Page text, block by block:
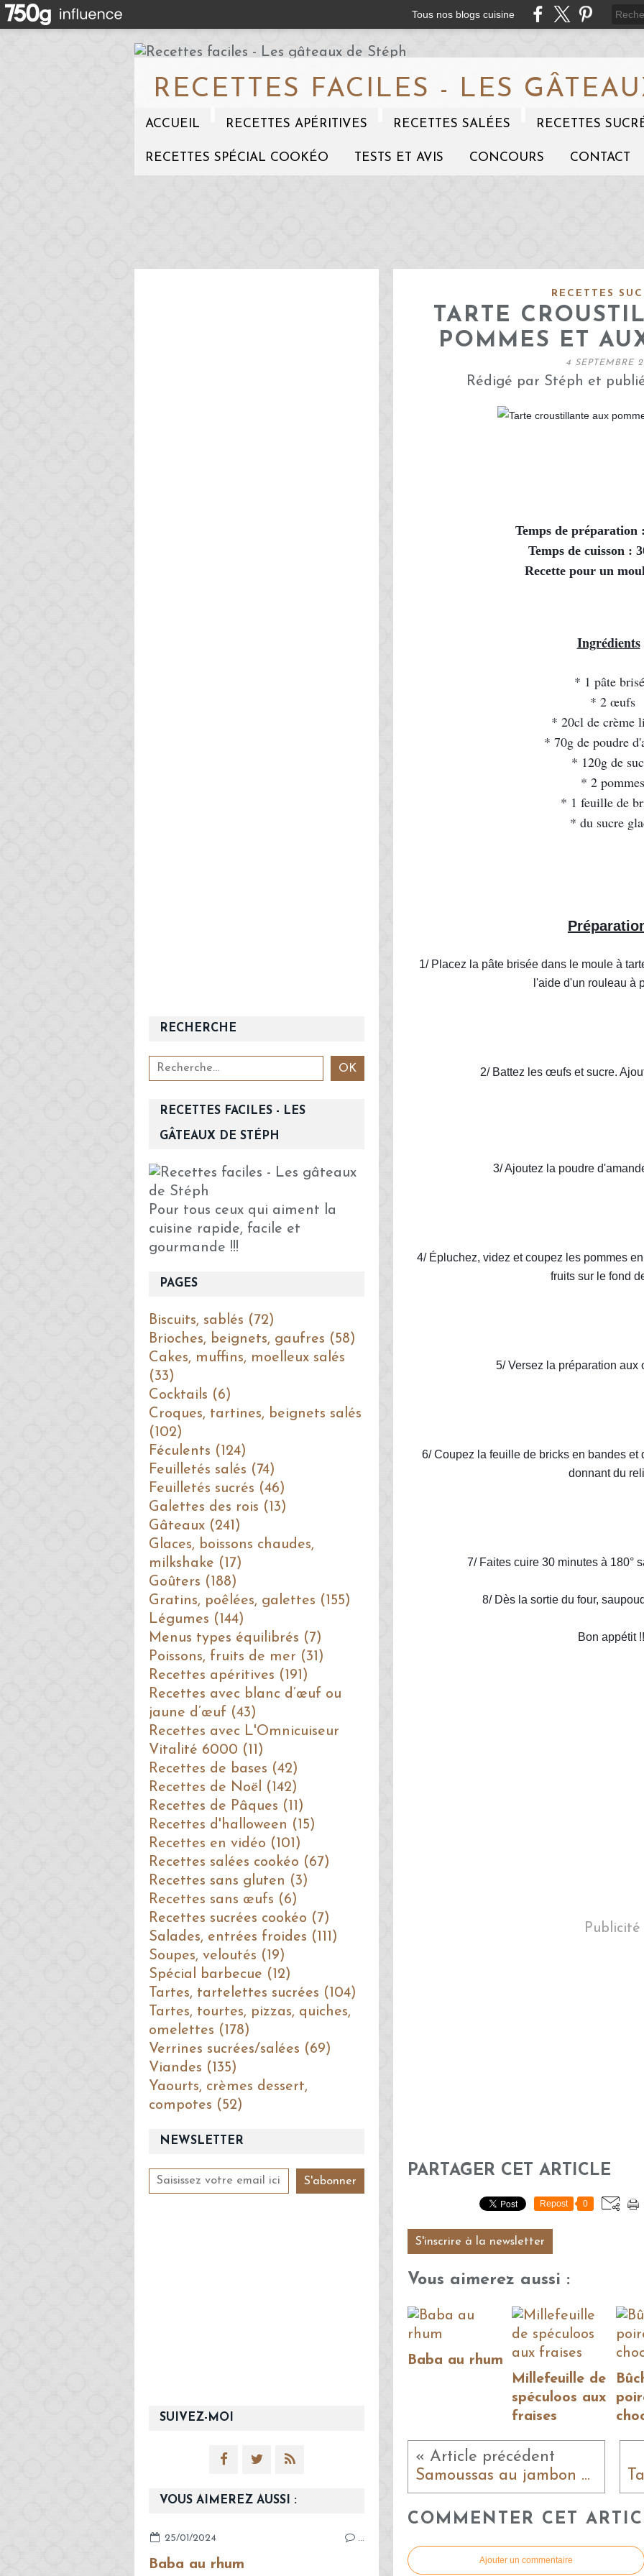
Tous nos blogs cuisine
RECETTES FACILES - LES
ACCUEIL RECETTES APÉRITIVES RECETTES SALÉES RECETTES
RECETTES SPÉCIAL COOKÉO TESTS ET AVIS CONCOURS CONTACT
RECETTES
TARTE
POMMES ET
4 SEPTEMBRE
Rédigé par Stéph et
Temps de préparation
Temps de cuisson :
Recette pour un
Ingrédients
* 1 pâte
* 2 œufs
* 20cl de crème
* 70g de poudre
* 120g de
* 2 pommes
* 1 feuille de
* du sucre
1/ Placez la pâte brisée dans le moule à
l'aide d'un rouleau à
2/ Battez les œufs et sucre.
3/ Ajoutez la poudre
4/ Épluchez, videz et coupez les pommes
fruits sur le fond
5/ Versez la préparation
6/ Coupez la feuille de bricks en bandes et
donnant du
7/ Faites cuire 30 minutes à 180°
8/ Dès la sortie du four,
Bon appétit
Publicité
PARTAGER CET ARTICLE
Repost 0
S'inscrire à la newsletter
Vous aimerez aussi :
Baba au rhum
Millefeuille de
spéculoos aux
fraises
« Article précédent
Samoussas au jambon et à l'emmental
COMMENTER CET
Ajouter un commentaire
NEWSLETTER
SUIVEZ-MOI
RECHERCHE
RECETTES FACILES - LES
GÂTEAUX DE STÉPH
Pour tous ceux qui aiment la
cuisine rapide, facile et
gourmande !!!
VOUS AIMEREZ AUSSI :
25/01/2024 …
Baba au rhum
PAGES
Biscuits, sablés (72)
Brioches, beignets, gaufres (58)
Cakes, muffins, moelleux salés
(33)
Cocktails (6)
Croques, tartines, beignets salés
(102)
Féculents (124)
Feuilletés salés (74)
Feuilletés sucrés (46)
Galettes des rois (13)
Gâteaux (241)
Glaces, boissons chaudes,
milkshake (17)
Goûters (188)
Gratins, poêlées, galettes (155)
Légumes (144)
Menus types équilibrés (7)
Poissons, fruits de mer (31)
Recettes apéritives (191)
Recettes avec blanc d’œuf ou
jaune d’œuf (43)
Recettes avec L'Omnicuiseur
Vitalité 6000 (11)
Recettes de bases (42)
Recettes de Noël (142)
Recettes de Pâques (11)
Recettes d'halloween (15)
Recettes en vidéo (101)
Recettes salées cookéo (67)
Recettes sans gluten (3)
Recettes sans œufs (6)
Recettes sucrées cookéo (7)
Salades, entrées froides (111)
Soupes, veloutés (19)
Spécial barbecue (12)
Tartes, tartelettes sucrées (104)
Tartes, tourtes, pizzas, quiches,
omelettes (178)
Verrines sucrées/salées (69)
Viandes (135)
Yaourts, crèmes dessert,
compotes (52)